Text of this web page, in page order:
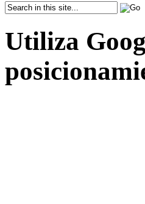
Utiliza